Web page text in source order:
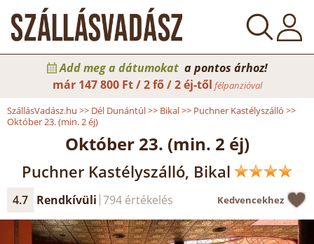
Add meg a dátumokat a pontos árhoz!
már 147 800 Ft / 2 fő / 2 éj-től félpanzióval
SzállásVadász.hu >> Dél Dunántúl>> Bikal>> Puchner Kastélyszálló >>
Október 23. (min. 2 éj)
Október 23. (min. 2 éj)
Puchner Kastélyszálló, Bikal
4.7 Rendkívüli 794 értékelés Kedvencekhez